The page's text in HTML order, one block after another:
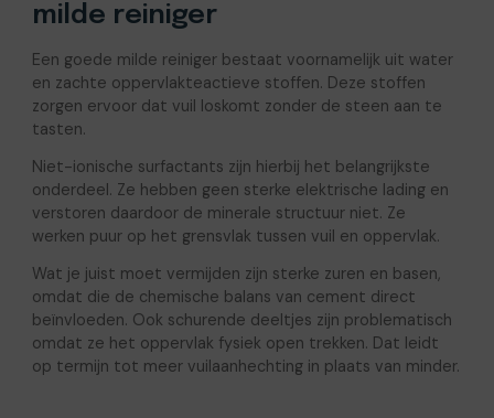
milde reiniger
Een goede milde reiniger bestaat voornamelijk uit water
en zachte oppervlakteactieve stoffen. Deze stoffen
zorgen ervoor dat vuil loskomt zonder de steen aan te
tasten.
Niet-ionische surfactants zijn hierbij het belangrijkste
onderdeel. Ze hebben geen sterke elektrische lading en
verstoren daardoor de minerale structuur niet. Ze
werken puur op het grensvlak tussen vuil en oppervlak.
Wat je juist moet vermijden zijn sterke zuren en basen,
omdat die de chemische balans van cement direct
beïnvloeden. Ook schurende deeltjes zijn problematisch
omdat ze het oppervlak fysiek open trekken. Dat leidt
op termijn tot meer vuilaanhechting in plaats van minder.